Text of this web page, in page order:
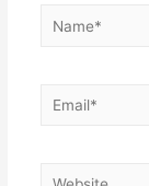
Name*
Email*
Website